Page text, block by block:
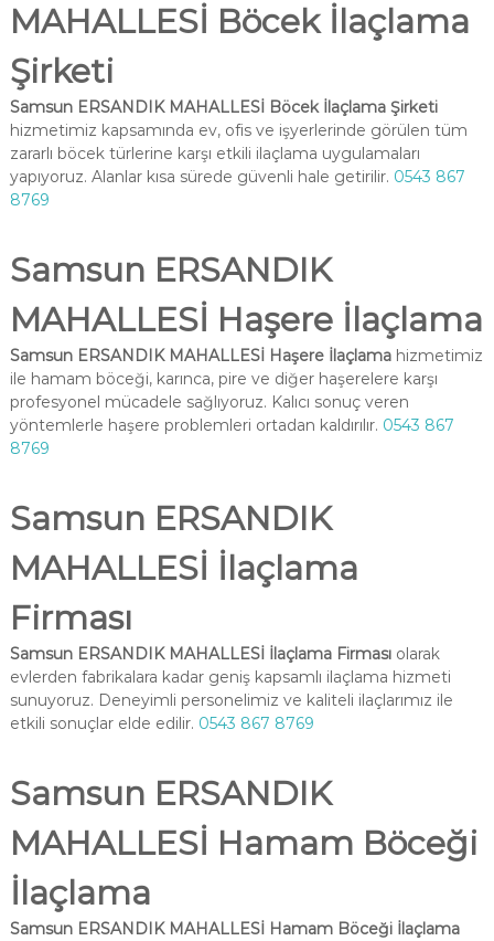
MAHALLESİ Böcek İlaçlama
Şirketi
Samsun ERSANDIK MAHALLESİ Böcek İlaçlama Şirketi
hizmetimiz kapsamında ev, ofis ve işyerlerinde görülen tüm
zararlı böcek türlerine karşı etkili ilaçlama uygulamaları
yapıyoruz. Alanlar kısa sürede güvenli hale getirilir. 0543 867
8769
Samsun ERSANDIK
MAHALLESİ Haşere İlaçlama
Samsun ERSANDIK MAHALLESİ Haşere İlaçlamahizmetimiz
ile hamam böceği, karınca, pire ve diğer haşerelere karşı
profesyonel mücadele sağlıyoruz. Kalıcı sonuç veren
yöntemlerle haşere problemleri ortadan kaldırılır. 0543 867
8769
Samsun ERSANDIK
MAHALLESİ İlaçlama
Firması
Samsun ERSANDIK MAHALLESİ İlaçlama Firmasıolarak
evlerden fabrikalara kadar geniş kapsamlı ilaçlama hizmeti
sunuyoruz. Deneyimli personelimiz ve kaliteli ilaçlarımız ile
etkili sonuçlar elde edilir. 0543 867 8769
Samsun ERSANDIK
MAHALLESİ Hamam Böceği
İlaçlama
Samsun ERSANDIK MAHALLESİ Hamam Böceği İlaçlama